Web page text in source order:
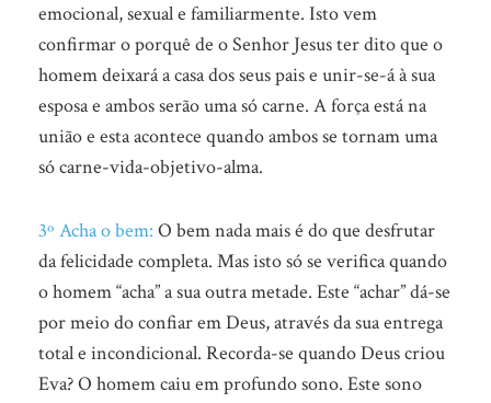
emocional, sexual e familiarmente. Isto vem
confirmar o porquê de o Senhor Jesus ter dito que o
homem deixará a casa dos seus pais e unir-se-á à sua
esposa e ambos serão uma só carne. A força está na
união e esta acontece quando ambos se tornam uma
só carne-vida-objetivo-alma.
3º Acha o bem: O bem nada mais é do que desfrutar
da felicidade completa. Mas isto só se verifica quando
o homem “acha” a sua outra metade. Este “achar” dá-se
por meio do confiar em Deus, através da sua entrega
total e incondicional. Recorda-se quando Deus criou
Eva? O homem caiu em profundo sono. Este sono